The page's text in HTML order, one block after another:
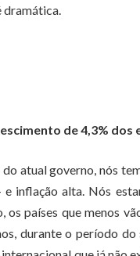
dramática.
de 4,3% dos
atual governo, nós
inflação alta. Nós
países que menos
durante o período